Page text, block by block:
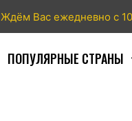
Ждём Вас ежедневно с
ПОПУЛЯРНЫЕ СТРАНЫ